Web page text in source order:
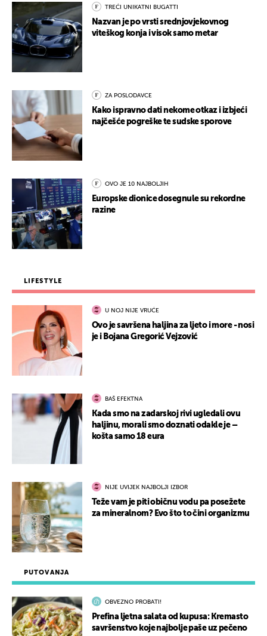
PUTOVANJA
OBVEZNO PROBATI!
Prefina ljetna salata od kupusa: Kremasto
savršenstvo koje najbolje paše uz pečeno
TREĆI UNIKATNI BUGATTI
Nazvan je po vrsti srednjovjekovnog
viteškog konja i visok samo metar
ZA POSLODAVCE
Kako ispravno dati nekome otkaz i izbjeći
najčešće pogreške te sudske sporove
OVO JE 10 NAJBOLJIH
Europske dionice dosegnule su rekordne
razine
LIFESTYLE
U NOJ NIJE VRUĆE
Ovo je savršena haljina za ljeto i more - nosi
je i Bojana Gregorić Vejzović
BAŠ EFEKTNA
Kada smo na zadarskoj rivi ugledali ovu
haljinu, morali smo doznati odakle je –
košta samo 18 eura
NIJE UVIJEK NAJBOLJI IZBOR
Teže vam je piti običnu vodu pa posežete
za mineralnom? Evo što to čini organizmu